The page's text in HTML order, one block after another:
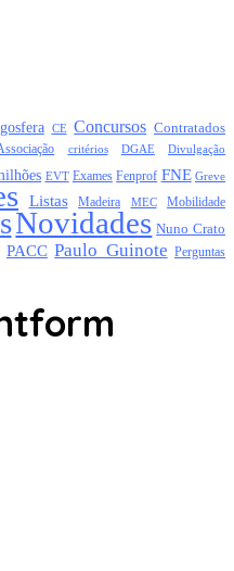
CE Concursos Contratados
critérios DGAE Divulgação
EVT Exames Fenprof FNE Greve
Listas Madeira MEC Mobilidade
Novidades Nuno Crato
PACC Paulo Guinote Perguntas